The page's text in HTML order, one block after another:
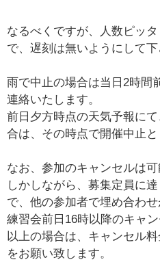
なるべくですが、人数ピッ
で、遅刻は無いようにして下
雨で中止の場合は当日2時間
連絡いたします。
前日夕方時点の天気予報に
合は、その時点で開催中止と
なお、参加のキャンセルは可
しかしながら、募集定員に
で、他の参加者で埋め合わせ
練習会前日16時以降のキャン
以上の場合は、キャンセル
をお願い致します。